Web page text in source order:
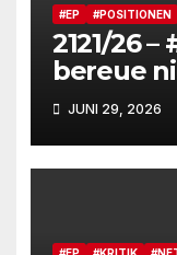
#EP #POSITIONEN
2121/26
bereue
media
JUNI 29, 2026